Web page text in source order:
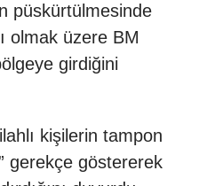
püskürtülmesinde
olmak üzere BM
girdiğini
kişilerin tampon
gerekçe göstererek